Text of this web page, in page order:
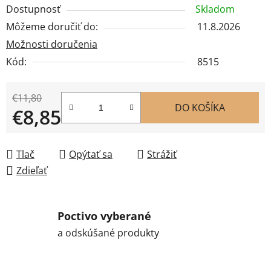
Dostupnosť
Skladom
Môžeme doručiť do:
11.8.2026
Možnosti doručenia
Kód:
8515
€11,80
€8,85 DO KOŠÍKA
Tlač Opýtať sa
Strážiť
Zdieľať
Poctivo vyberané
a odskúšané produkty